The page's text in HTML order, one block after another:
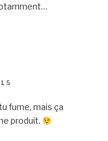
fume, mais ça
produit.